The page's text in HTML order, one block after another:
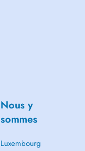
Nous y
sommes
Luxembourg